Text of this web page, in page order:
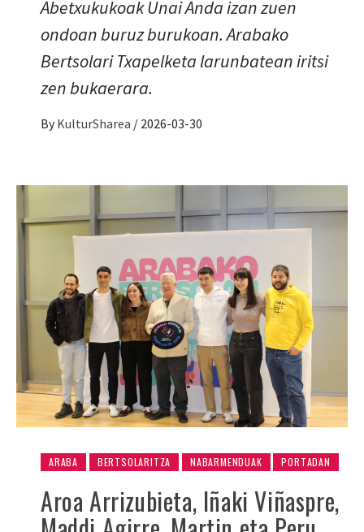
Abetxukukoak Unai Anda izan zuen
ondoan buruz burukoan. Arabako
Bertsolari Txapelketa larunbatean iritsi
zen bukaerara.
By KulturSharea / 2026-03-30
ARABA BERTSOLARITZA NABARMENDUAK PORTADAN
Aroa Arrizubieta, Iñaki Viñaspre,